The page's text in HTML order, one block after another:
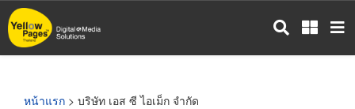
ข้าม
ไป
หน้าแรก > บริษัท เอส ซี ไอเม็ก จำกัด